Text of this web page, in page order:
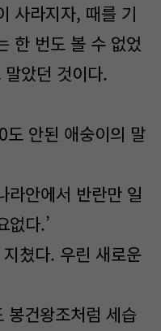
사라지자, 때를 기
한 번도 볼 수 없었
았던 것이다.
도 안된 애숭이의 말
라안에서 반란만 일
없다.’
쳤다. 우린 새로운
봉건왕조처럼 세습